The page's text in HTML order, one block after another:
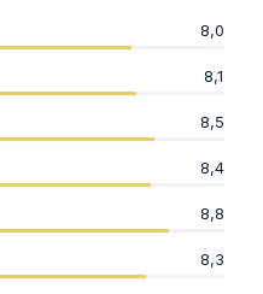
8,0
8,1
8,5
8,4
8,8
8,3